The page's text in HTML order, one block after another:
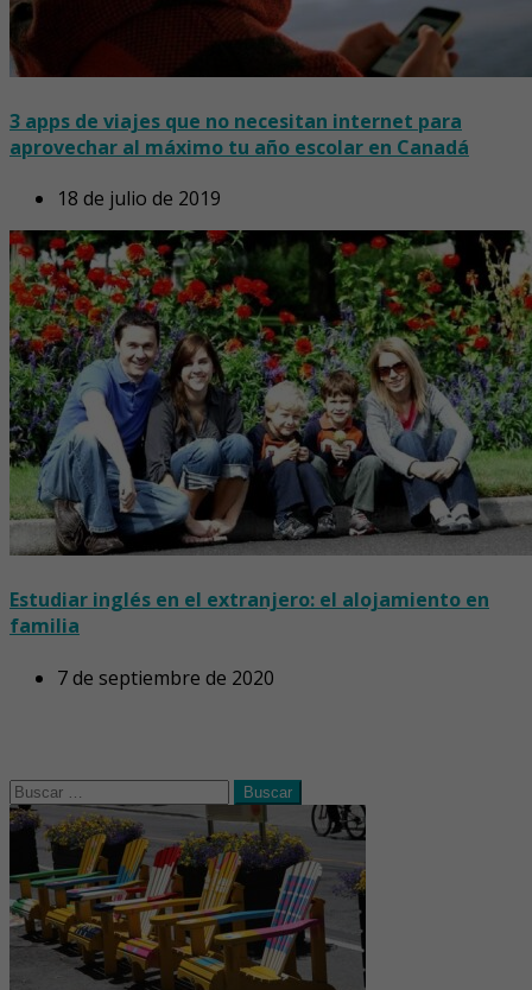
3 apps de viajes que no necesitan internet para
aprovechar al máximo tu año escolar en Canadá
18 de julio de 2019
Estudiar inglés en el extranjero: el alojamiento en
familia
7 de septiembre de 2020
Buscar: